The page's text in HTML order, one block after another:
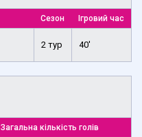
Сезон Ігровий час
2 тур 40'
Загальна кількість голів